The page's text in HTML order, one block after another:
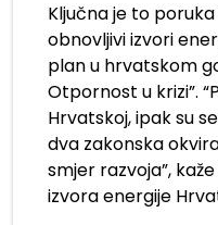
Ključna je to
obnovljivi izvori
plan u hrvatskom
Otpornost u krizi”.
Hrvatskoj, ipak su
dva zakonska
smjer razvoja”,
izvora energije